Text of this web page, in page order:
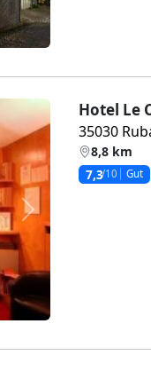
Weiter
Hotel Le
35030
8,8 km
7,3/10 Gut